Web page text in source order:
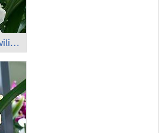
Keukenhof - Beatrix Pavilion; Orchids (2)